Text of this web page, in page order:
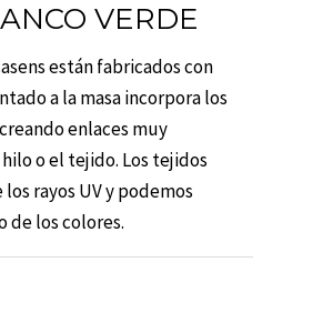
VERDE
están fabricados con
a la masa incorpora los
enlaces muy
o el tejido. Los tejidos
rayos UV y podemos
de los colores.